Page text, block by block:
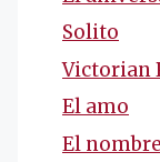
Solito
Victorian
El amo
El